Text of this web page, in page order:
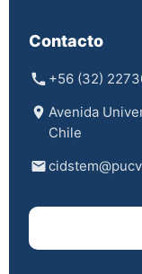
Contacto
+56 (32)
Avenida
Chile